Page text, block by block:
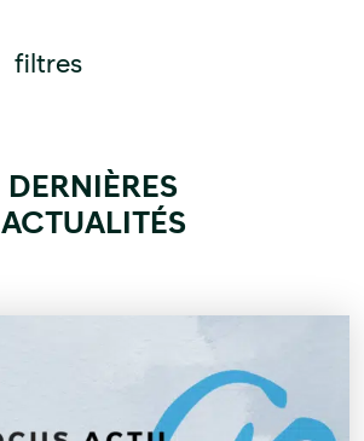
filtres
DERNIÈRES
ACTUALITÉS